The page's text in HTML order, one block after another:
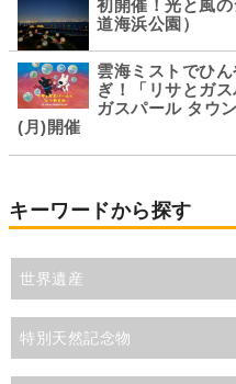
初開催！光と風
道海浜公園）
雲海ミストでひ
ぎ！「リサとガ
ガスパール タウ
(月)開催
キーワードから探す
世界遺産
特別天然記念物